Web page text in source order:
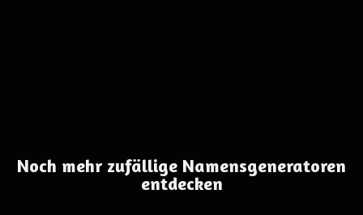
Noch mehr zufällige Namensgeneratoren
entdecken